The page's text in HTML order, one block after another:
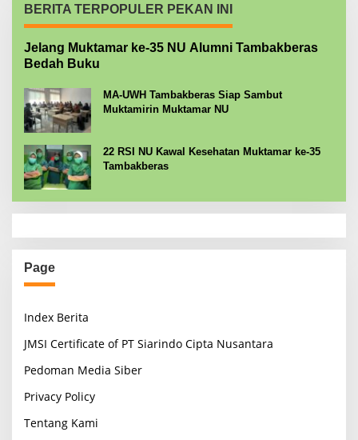
BERITA TERPOPULER PEKAN INI
Jelang Muktamar ke-35 NU Alumni Tambakberas
Bedah Buku
MA-UWH Tambakberas Siap Sambut
Muktamirin Muktamar NU
22 RSI NU Kawal Kesehatan Muktamar ke-35
Tambakberas
Page
Index Berita
JMSI Certificate of PT Siarindo Cipta Nusantara
Pedoman Media Siber
Privacy Policy
Tentang Kami